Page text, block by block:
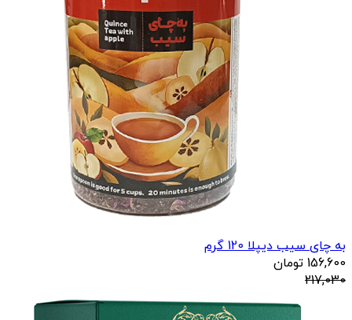
به چای سیب دیپلا 120 گرم
156,600 تومان
217,030